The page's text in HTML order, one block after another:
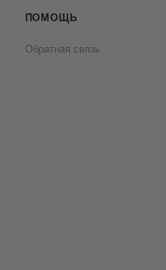
ПОМОЩЬ
Обратная связь